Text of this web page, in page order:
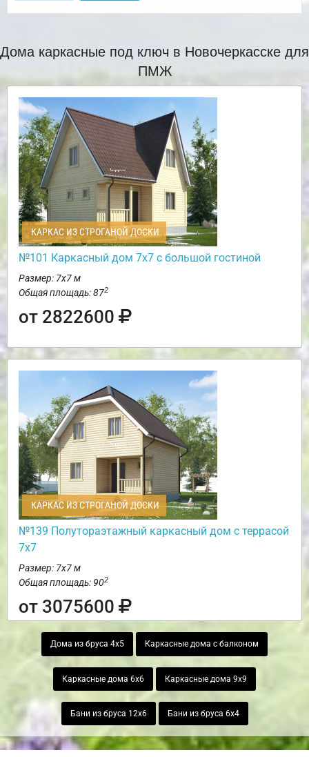
Дома каркасные под ключ в Новочеркасске для
ПМЖ
КАРКАС ИЗ СТРОГАНОЙ ДОСКИ
№101 Каркасный дом 7х7 с большой гостиной
Размер: 7х7 м
Общая площадь: 872
от 2822600
КАРКАС ИЗ СТРОГАНОЙ ДОСКИ
№139 Полутораэтажный каркасный дом с террасой
7х7
Размер: 7х7 м
Общая площадь: 902
от 3075600
Дома из бруса 4х5 Каркасные дома с балконом
Каркасные дома 6х6 Каркасные дома 9х9
Бани из бруса 12х6 Бани из бруса 6х4